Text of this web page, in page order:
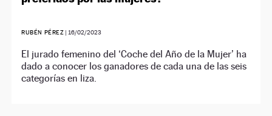
RUBÉN PÉREZ | 16/02/2023
El jurado femenino del ‘Coche del Año de la Mujer’ ha
dado a conocer los ganadores de cada una de las seis
categorías en liza.